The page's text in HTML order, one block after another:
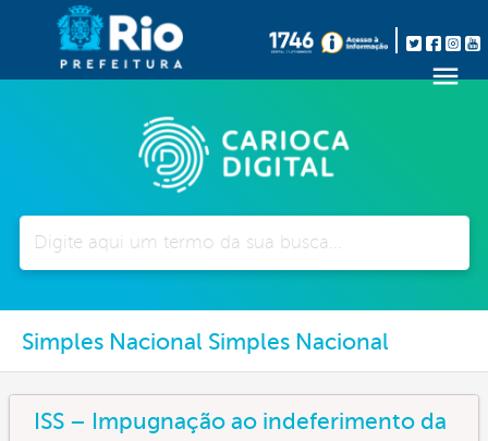
Simples Nacional Simples Nacional
ISS – Impugnação ao indeferimento da